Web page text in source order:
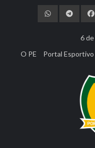
6
O PE
Portal